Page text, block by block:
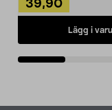
39,90
Lägg i